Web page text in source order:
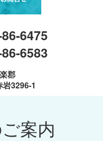
6475
6583
郡
3296-1
案内